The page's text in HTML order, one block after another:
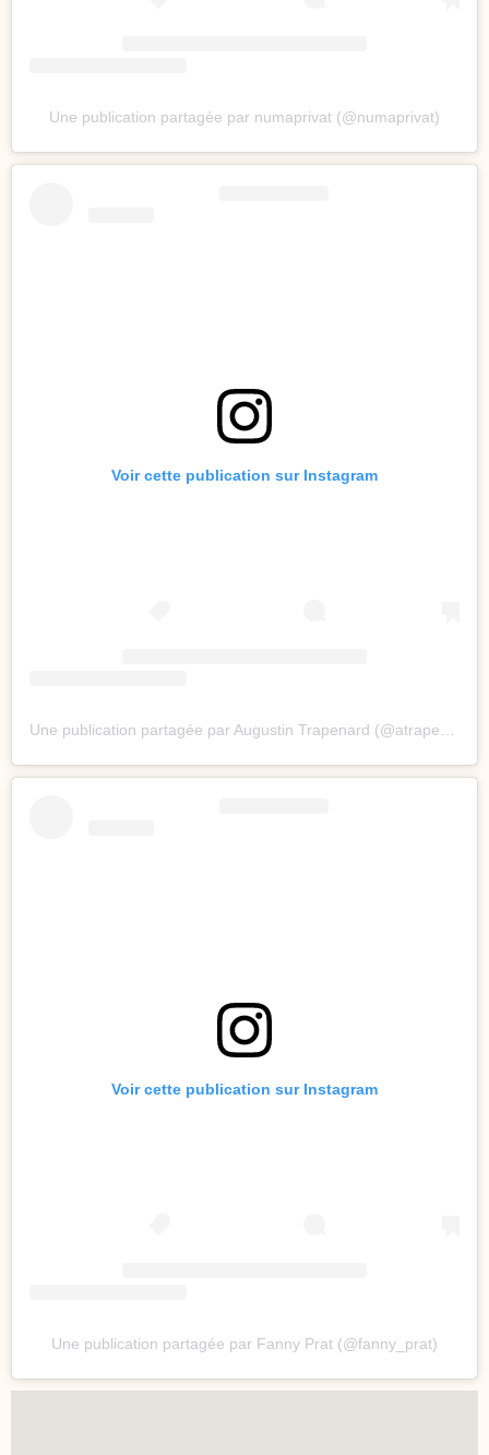
Une publication partagée par numaprivat (@numaprivat)
Voir cette publication sur Instagram
Une publication partagée par Augustin Trapenard (@atrapenard)
Voir cette publication sur Instagram
Une publication partagée par Fanny Prat (@fanny_prat)